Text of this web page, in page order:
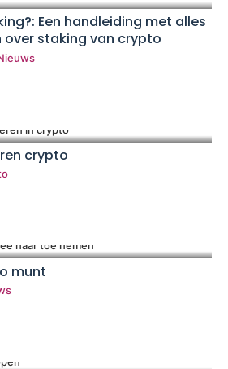
Een handleiding met alles
staking van crypto
crypto
munt